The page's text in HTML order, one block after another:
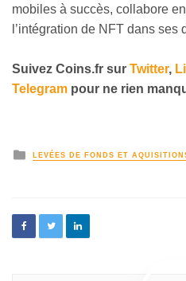
mobiles à succès, collabore
l’intégration de NFT dans ses
Suivez Coins.fr sur Twitter,
Telegram pour ne rien
LEVÉES DE FONDS ET